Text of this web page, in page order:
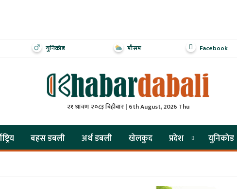
युनिकोड मौसम Facebook
२१ श्रावण २०८३ बिहीबार | 6th August, 2026 Thu
बहस डबली अर्थ डबली खेलकुद प्रदेश युनिकोड